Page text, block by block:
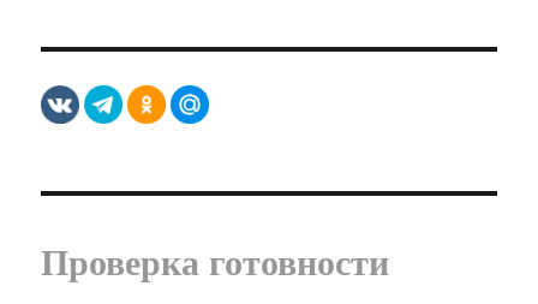
Проверка готовности